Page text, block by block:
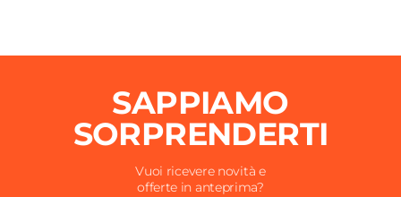
SAPPIAMO
SORPRENDERTI
Vuoi ricevere novità e
offerte in anteprima?